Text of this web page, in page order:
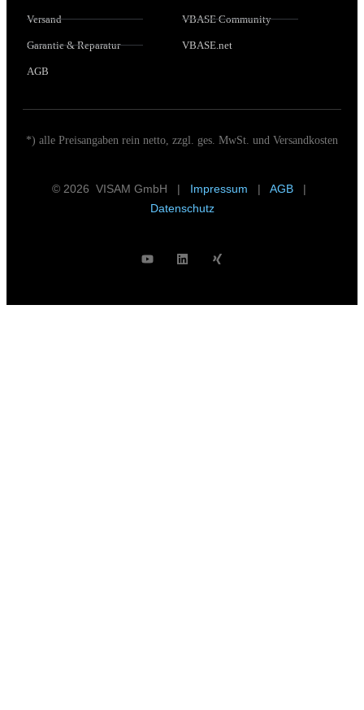
Versand
Garantie & Reparatur
AGB
VBASE Community
VBASE.net
*) alle Preisangaben rein netto, zzgl. ges. MwSt. und Versandkosten
© 2026 VISAM GmbH | Impressum | AGB|
Datenschutz